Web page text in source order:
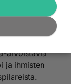
aina
arvoistavia
ja ihmisten